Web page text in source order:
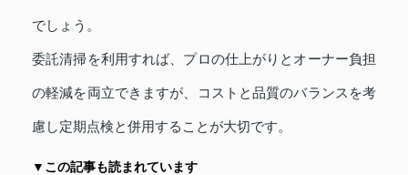
でしょう。
委託清掃を利用すれば、プロの仕上がりとオーナー負担
の軽減を両立できますが、コストと品質のバランスを考
慮し定期点検と併用することが大切です。
▼この記事も読まれています